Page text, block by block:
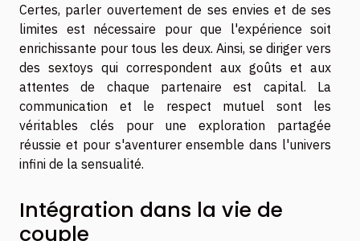
Certes, parler ouvertement de ses envies et de ses
limites est nécessaire pour que l'expérience soit
enrichissante pour tous les deux. Ainsi, se diriger vers
des sextoys qui correspondent aux goûts et aux
attentes de chaque partenaire est capital. La
communication et le respect mutuel sont les
véritables clés pour une exploration partagée
réussie et pour s'aventurer ensemble dans l'univers
infini de la sensualité.
Intégration dans la vie de
couple